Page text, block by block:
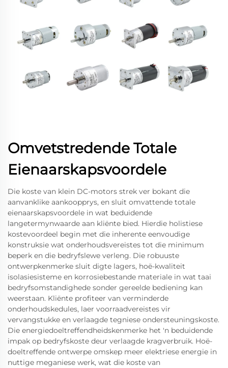
Omvetstredende Totale
Eienaarskapsvoordele
Die koste van klein DC-motors strek ver bokant die
aanvanklike aankoopprys, en sluit omvattende totale
eienaarskapsvoordele in wat beduidende
langetermynwaarde aan kliënte bied. Hierdie holistiese
kostevoordeel begin met die inherente eenvoudige
konstruksie wat onderhoudsvereistes tot die minimum
beperk en die bedryfslewe verleng. Die robuuste
ontwerpkenmerke sluit digte lagers, hoë-kwaliteit
isolasiesisteme en korrosiebestande materiale in wat taai
bedryfsomstandighede sonder gereelde bediening kan
weerstaan. Kliënte profiteer van verminderde
onderhoudskedules, laer voorraadvereistes vir
vervangstukke en verlaagde tegniese ondersteuningskoste.
Die energiedoeltreffendheidskenmerke het 'n beduidende
impak op bedryfskoste deur verlaagde kragverbruik. Hoë-
doeltreffende ontwerpe omskep meer elektriese energie in
nuttige meganiese werk, wat die koste van